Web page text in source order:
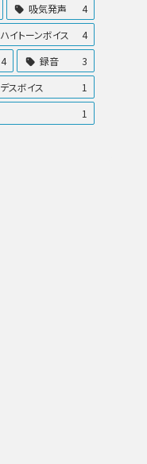
吸気発声
4
ハイトーンボイス
4
4 録音
3
デスボイス
1
1